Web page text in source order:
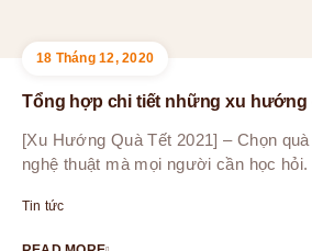
18 Tháng 12, 2020
Tổng hợp chi tiết những xu hướng
[Xu Hướng Quà Tết 2021] – Chọn
nghệ thuật mà mọi người cần học
Tin tức